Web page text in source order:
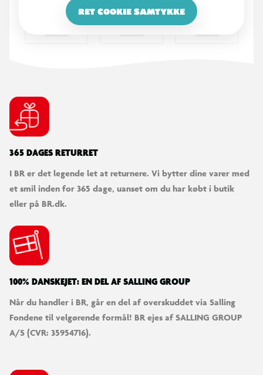
RET COOKIE SAMTYKKE
365 DAGES RETURRET
I BR er det legende let at returnere. Vi bytter dine varer med
et smil inden for 365 dage, uanset om du har købt i butik
eller på BR.dk.
100% DANSKEJET: EN DEL AF SALLING GROUP
Når du handler i BR, går en del af overskuddet via Salling
Fondene til velgørende formål! BR ejes af SALLING GROUP
A/S (CVR: 35954716).